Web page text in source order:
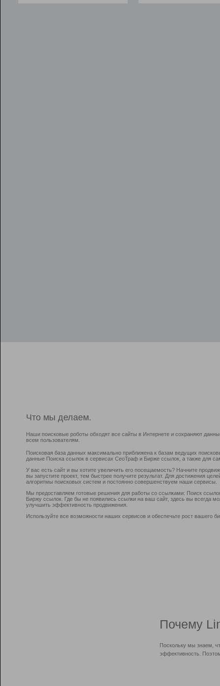
Что мы делаем.
Наши поисковые роботы обходят все сайты в Интернете и сохраняют
всем пользователям.
Поисковая база данных максимально приближена к базам ведущих
данные Поиска ссылок в сервисах СеоТраф и Бирже ссылок, а также для
У вас есть сайт и вы хотите увеличить его посещаемость? Начните
вы запустите проект, тем быстрее получите результат. Для достижения
алгоритмы поисковых систем и постоянно совершенствуем наши сервисы.
Мы предоставляем готовые решения для работы со ссылками: Поиск
Биржу ссылок. Где бы не появились ссылки на ваш сайт, здесь вы всегда
улучшить эффективность продвижения.
Используйте все возможности наших сервисов и обеспечьте рост вашего
Почему
Поскольку мы знаем,
эффективность.